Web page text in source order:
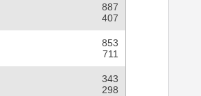
887
407
853
711
343
298